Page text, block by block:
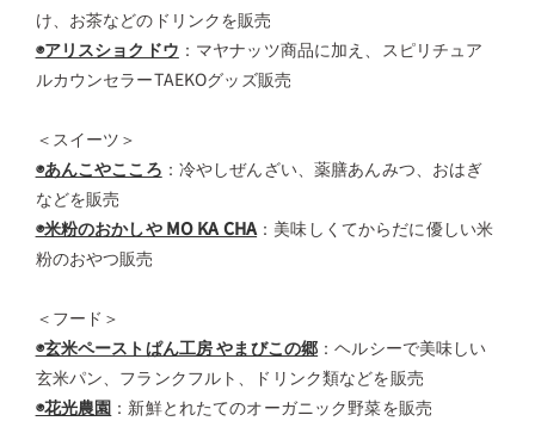
け、お茶などのドリンクを販売
◉アリスショクドウ ：マヤナッツ商品に加え、スピリチュア
ルカウンセラーTAEKOグッズ販売
＜スイーツ＞
◉あんこやこころ ：冷やしぜんざい、薬膳あんみつ、おはぎ
などを販売
◉米粉のおかしや MO KA CHA：美味しくてからだに優しい米
粉のおやつ販売
＜フード＞
◉玄米ペーストぱん工房 やまびこの郷 ：ヘルシーで美味しい
玄米パン、フランクフルト、ドリンク類などを販売
◉花光農園 ：新鮮とれたてのオーガニック野菜を販売